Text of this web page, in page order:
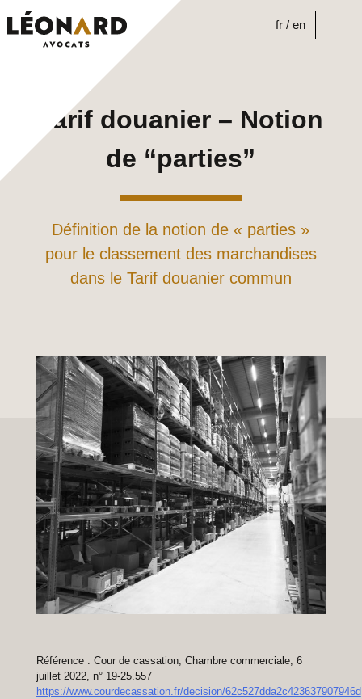
content
fr en
Tarif douanier – Notion
de “parties”
Définition de la notion de « parties »
pour le classement des marchandises
dans le Tarif douanier commun
Référence : Cour de cassation, Chambre commerciale, 6
juillet 2022, n° 19-25.557
https://www.courdecassation.fr/decision/62c527dda2c423637907946d